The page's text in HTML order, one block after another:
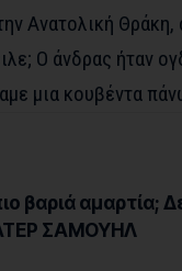
Ανατολική Θράκη,
Ο άνδρας ήταν
μια κουβέντα
βαριά αμαρτία;
ΣΑΜΟΥΗΛ